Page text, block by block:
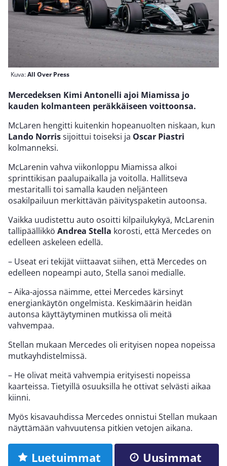
Kuva:All Over Press
Mercedeksen Kimi Antonelli ajoi Miamissa jo
kauden kolmanteen peräkkäiseen voittoonsa.
McLaren hengitti kuitenkin hopeanuolten niskaan, kun
Lando Norrissijoittui toiseksi ja Oscar Piastri
kolmanneksi.
McLarenin vahva viikonloppu Miamissa alkoi
sprinttikisan paalupaikalla ja voitolla. Hallitseva
mestaritalli toi samalla kauden neljänteen
osakilpailuun merkittävän päivityspaketin autoonsa.
Vaikka uudistettu auto osoitti kilpailukykyä, McLarenin
tallipäällikkö Andrea Stella korosti, että Mercedes on
edelleen askeleen edellä.
– Useat eri tekijät viittaavat siihen, että Mercedes on
edelleen nopeampi auto, Stella sanoi medialle.
– Aika-ajossa näimme, ettei Mercedes kärsinyt
energiankäytön ongelmista. Keskimäärin heidän
autonsa käyttäytyminen mutkissa oli meitä
vahvempaa.
Stellan mukaan Mercedes oli erityisen nopea nopeissa
mutkayhdistelmissä.
– He olivat meitä vahvempia erityisesti nopeissa
kaarteissa. Tietyillä osuuksilla he ottivat selvästi aikaa
kiinni.
Myös kisavauhdissa Mercedes onnistui Stellan mukaan
näyttämään vahvuutensa pitkien vetojen aikana.
Luetuimmat Uusimmat